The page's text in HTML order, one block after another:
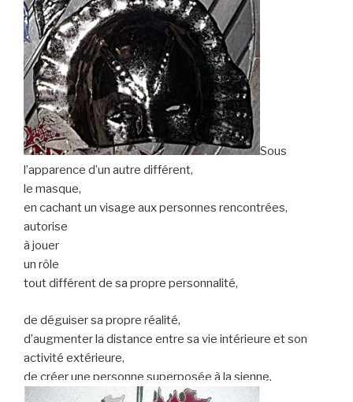
Sous
l’apparence d’un autre différent,
le masque,
en cachant un visage aux personnes rencontrées,
autorise
à jouer
un rôle
tout différent de sa propre personnalité,
de déguiser sa propre réalité,
d’augmenter la distance entre sa vie intérieure et son
activité extérieure,
de créer une personne superposée à la sienne.